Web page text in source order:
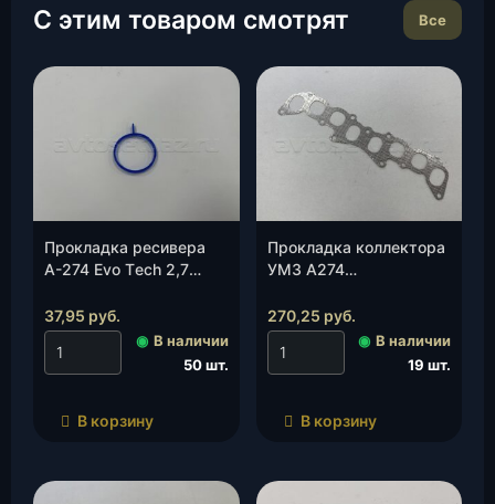
С этим товаром смотрят Все
Прокладка ресивера
А-274 Evo Тech 2,7
(А274-1008018), шт.
37,95 руб.
◉ В наличии
50 шт.
В корзину
Прокладка коллектора
УМЗ А274
270,25 руб.
◉ В наличии
19 шт.
В корзину